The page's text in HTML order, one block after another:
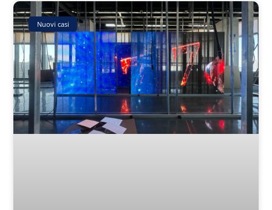
Nuovi casi